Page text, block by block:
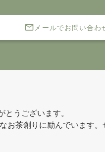
メールでお問い合わ
うございます。
茶創りに励んでいます。